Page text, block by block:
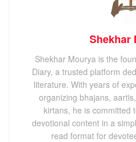
Shekhar
Shekhar Mourya is the
Diary, a trusted platform
literature. With years of
organizing bhajans,
kirtans, he is committed
devotional content in a
read format for